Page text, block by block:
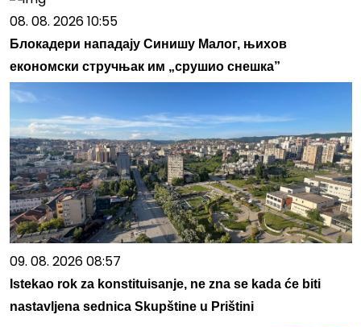
08. 08. 2026 10:55
Блокадери нападају Синишу Малог, њихов
економски стручњак им „срушио снешка”
09. 08. 2026 08:57
Istekao rok za konstituisanje, ne zna se kada će biti
nastavljena sednica Skupštine u Prištini